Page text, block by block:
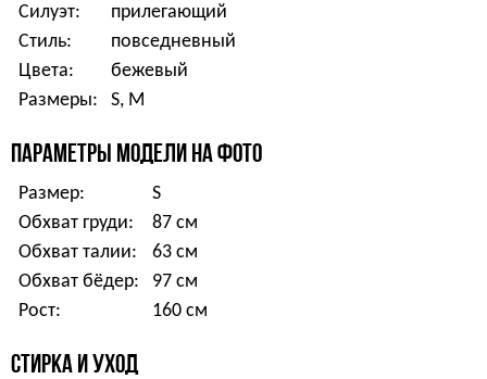
Силуэт:
прилегающий
Стиль:
повседневный
Цвета:
бежевый
Размеры:
S, M
ПАРАМЕТРЫ МОДЕЛИ НА ФОТО
Размер:
S
Обхват груди:
87 см
Обхват талии:
63 см
Обхват бёдер:
97 см
Рост:
160 см
СТИРКА И УХОД